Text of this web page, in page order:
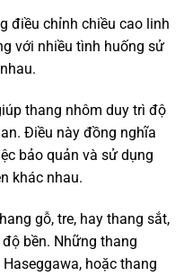
điều chỉnh chiều cao linh
với nhiều tình huống sử
thang nhôm duy trì độ
Điều này đồng nghĩa
bảo quản và sử dụng
khác nhau.
gỗ, tre, hay thang sắt,
bền. Những thang
hoặc thang